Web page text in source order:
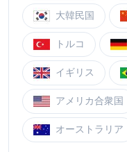
大韓民国
トルコ
イギリス
アメリカ合衆国
オーストラリア